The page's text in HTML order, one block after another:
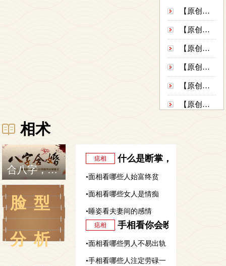
工几年
获，就
想做生
意发
财。
家里给
贷款30
万开了
【原创】姥爷病危 灵符救命------易...
【原创】没有上过大学的千万富商---|西...
【原创】我什么时候结婚---西安算命准|...
【原创】未行财运就想发财 30万贷款打水...
【原创】我向她求婚她会答应吗？---西安...
【原创】魁梧大汉轰然倒下 法事让他生龙活...
相术
合八字，测姻缘，诠释幸福人生
脸型
分析
痣相 什么是断掌，男人、女人
•面相看哪些人始富终贫
•面相看哪些女人是情痴
•睡姿看夫妻间的感情
痣相 手相看你会晚婚吗
•面相看哪些男人不易出轨
•手相看哪些人注定劳碌一